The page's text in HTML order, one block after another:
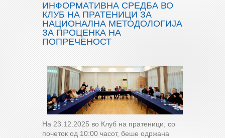
ИНФОРМАТИВНА СРЕДБА ВО
КЛУБ НА ПРАТЕНИЦИ ЗА
НАЦИОНАЛНА МЕТОДОЛОГИЈА
ЗА ПРОЦЕНКА НА
ПОПРЕЧЕНОСТ
На 23.12.2025 во Клуб на пратеници, со
почеток од 10:00 часот, беше одржана